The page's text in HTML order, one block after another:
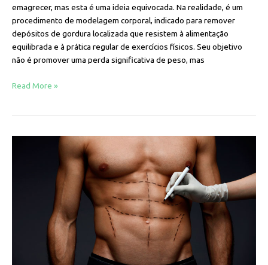
emagrecer, mas esta é uma ideia equivocada. Na realidade, é um
procedimento de modelagem corporal, indicado para remover
depósitos de gordura localizada que resistem à alimentação
equilibrada e à prática regular de exercícios físicos. Seu objetivo
não é promover uma perda significativa de peso, mas
Read More »